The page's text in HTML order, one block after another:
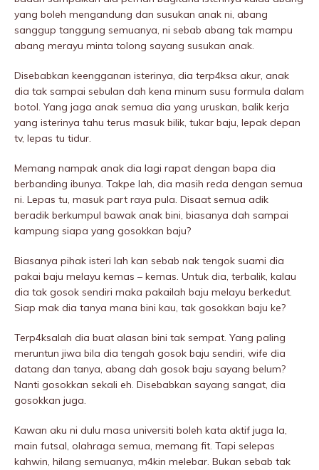
yang boleh mengandung dan susukan anak ni, abang
sanggup tanggung semuanya, ni sebab abang tak mampu
abang merayu minta tolong sayang susukan anak.
Disebabkan keengganan isterinya, dia terp4ksa akur, anak
dia tak sampai sebulan dah kena minum susu formula dalam
botol. Yang jaga anak semua dia yang uruskan, balik kerja
yang isterinya tahu terus masuk bilik, tukar baju, lepak depan
tv, lepas tu tidur.
Memang nampak anak dia lagi rapat dengan bapa dia
berbanding ibunya. Takpe lah, dia masih reda dengan semua
ni. Lepas tu, masuk part raya pula. Disaat semua adik
beradik berkumpul bawak anak bini, biasanya dah sampai
kampung siapa yang gosokkan baju?
Biasanya pihak isteri lah kan sebab nak tengok suami dia
pakai baju melayu kemas – kemas. Untuk dia, terbalik, kalau
dia tak gosok sendiri maka pakailah baju melayu berkedut.
Siap mak dia tanya mana bini kau, tak gosokkan baju ke?
Terp4ksalah dia buat alasan bini tak sempat. Yang paling
meruntun jiwa bila dia tengah gosok baju sendiri, wife dia
datang dan tanya, abang dah gosok baju sayang belum?
Nanti gosokkan sekali eh. Disebabkan sayang sangat, dia
gosokkan juga.
Kawan aku ni dulu masa universiti boleh kata aktif juga la,
main futsal, olahraga semua, memang fit. Tapi selepas
kahwin, hilang semuanya, m4kin melebar. Bukan sebab tak